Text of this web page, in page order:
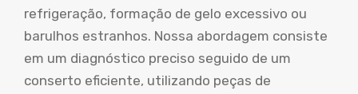
refrigeração, formação de gelo excessivo ou
barulhos estranhos. Nossa abordagem consiste
em um diagnóstico preciso seguido de um
conserto eficiente, utilizando peças de